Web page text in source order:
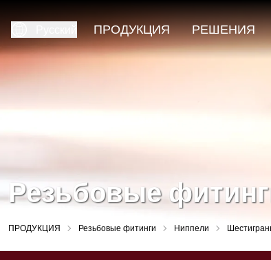
ПРОДУКЦИЯ РЕШЕНИЯ
Резьбовые
ПРОДУКЦИЯ Резьбовые фитинги Ниппели